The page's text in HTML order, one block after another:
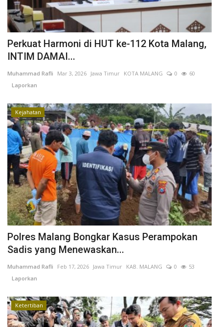
Perkuat Harmoni di HUT ke-112 Kota Malang,
INTIM DAMAI...
Muhammad Rafli Mar 3, 2026 Jawa Timur KOTA MALANG 0
60
Laporkan
Kejahatan
Polres Malang Bongkar Kasus Perampokan
Sadis yang Menewaskan...
Muhammad Rafli Feb 17, 2026 Jawa Timur KAB. MALANG 0
53
Laporkan
Ketertiban